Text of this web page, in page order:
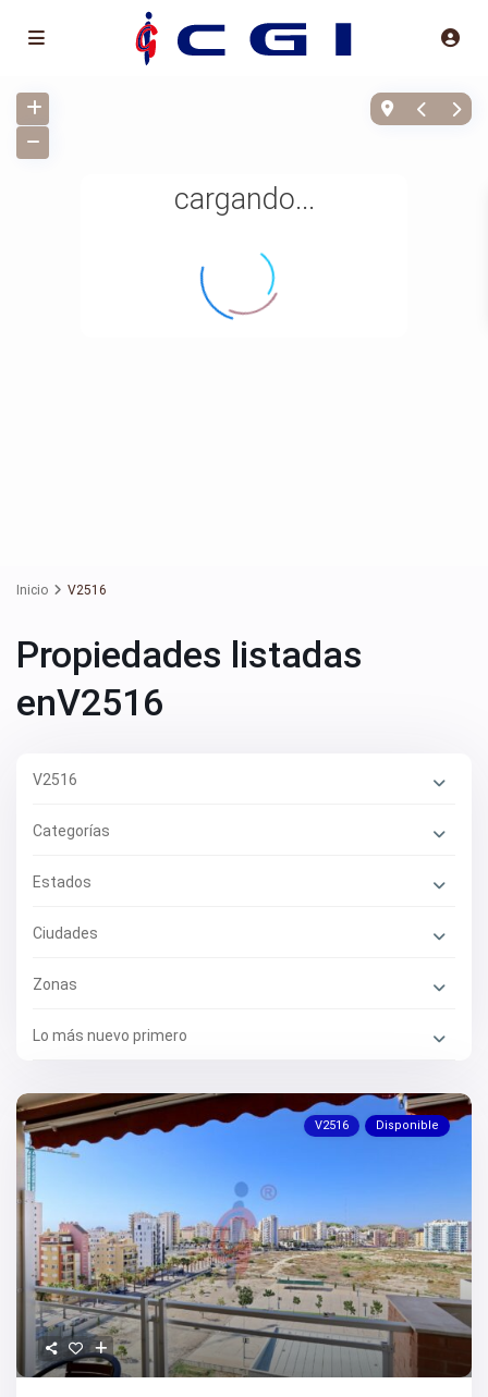
cargando...
Inicio V2516
Propiedades listadas
enV2516
V2516
Categorías
Estados
Ciudades
Zonas
Lo más nuevo primero
V2516 Disponible